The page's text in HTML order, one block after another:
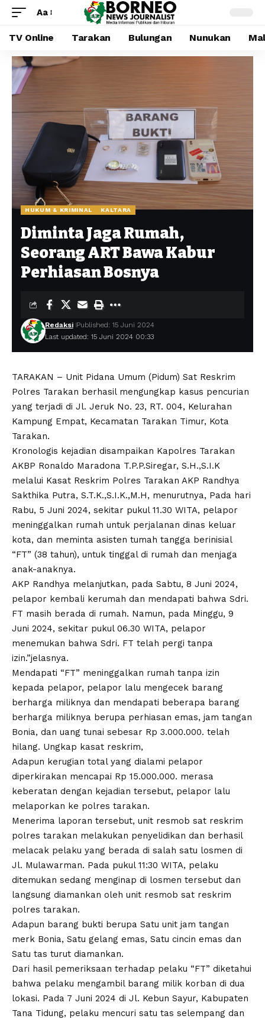
Aa
TV Online Tarakan Bulungan Nunukan
HUKUM & KRIMINAL KALTARA
Diminta Jaga Rumah,
Seorang ART Bawa Kabur
Perhiasan Bosnya
Last updated: 15 Juni 2024 00:33
Redaksi Published: 15 Juni 2024
TARAKAN – Unit Pidana Umum (Pidum) Sat Reskrim
Polres Tarakan berhasil mengungkap kasus pencurian
yang terjadi di Jl. Jeruk No. 23, RT. 004, Kelurahan
Kampung Empat, Kecamatan Tarakan Timur, Kota
Tarakan.
Kronologis kejadian disampaikan Kapolres Tarakan
AKBP Ronaldo Maradona T.P.P.Siregar, S.H.,S.I.K
melalui Kasat Reskrim Polres Tarakan AKP Randhya
Sakthika Putra, S.T.K.,S.I.K.,M.H, menurutnya, Pada hari
Rabu, 5 Juni 2024, sekitar pukul 11.30 WITA, pelapor
meninggalkan rumah untuk perjalanan dinas keluar
kota, dan meminta asisten tumah tangga berinisial
“FT” (38 tahun), untuk tinggal di rumah dan menjaga
anak-anaknya.
AKP Randhya melanjutkan, pada Sabtu, 8 Juni 2024,
pelapor kembali kerumah dan mendapati bahwa Sdri.
FT masih berada di rumah. Namun, pada Minggu, 9
Juni 2024, sekitar pukul 06.30 WITA, pelapor
menemukan bahwa Sdri. FT telah pergi tanpa
izin.”jelasnya.
Mendapati “FT” meninggalkan rumah tanpa izin
kepada pelapor, pelapor lalu mengecek barang
berharga miliknya dan mendapati beberapa barang
berharga miliknya berupa perhiasan emas, jam tangan
Bonia, dan uang tunai sebesar Rp 3.000.000. telah
hilang. Ungkap kasat reskrim,
Adapun kerugian total yang dialami pelapor
diperkirakan mencapai Rp 15.000.000. merasa
keberatan dengan kejadian tersebut, pelapor lalu
melaporkan ke polres tarakan.
Menerima laporan tersebut, unit resmob sat reskrim
polres tarakan melakukan penyelidikan dan berhasil
melacak pelaku yang berada di salah satu losmen di
Jl. Mulawarman. Pada pukul 11:30 WITA, pelaku
ditemukan sedang menginap di losmen tersebut dan
langsung diamankan oleh unit resmob sat reskrim
polres tarakan.
Adapun barang bukti berupa Satu unit jam tangan
merk Bonia, Satu gelang emas, Satu cincin emas dan
Satu tas turut diamankan.
Dari hasil pemeriksaan terhadap pelaku “FT” diketahui
bahwa pelaku mengambil barang milik korban di dua
lokasi. Pada 7 Juni 2024 di Jl. Kebun Sayur, Kabupaten
Tana Tidung, pelaku mencuri satu tas selempang dan